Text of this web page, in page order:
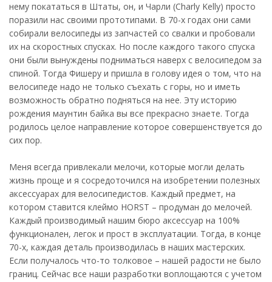
нему покататься в Штаты, он, и Чарли (Charly Kelly) просто
поразили нас своими прототипами. В 70-х годах они сами
собирали велосипеды из запчастей со свалки и пробовали
их на скоростных спусках. Но после каждого такого спуска
они были вынуждены подниматься наверх с велосипедом за
спиной. Тогда Фишеру и пришла в голову идея о том, что на
велосипеде надо не только съехать с горы, но и иметь
возможность обратно подняться на нее. Эту историю
рождения маунтин байка вы все прекрасно знаете. Тогда
родилось целое направление которое совершенствуется до
сих пор.
Меня всегда привлекали мелочи, которые могли делать
жизнь проще и я сосредоточился на изобретении полезных
аксессуарах для велосипедистов. Каждый предмет, на
котором ставится клеймо HORST – продуман до мелочей.
Каждый производимый нашим бюро аксессуар на 100%
функционален, легок и прост в эксплуатации. Тогда, в конце
70-х, каждая деталь производилась в наших мастерских.
Если получалось что-то толковое – нашей радости не было
границ. Сейчас все наши разработки воплощаются с учетом